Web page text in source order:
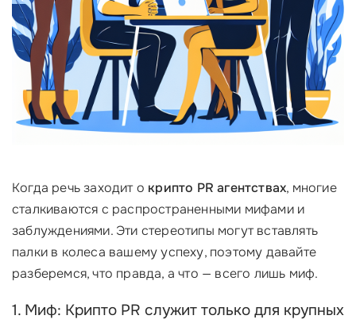
Когда речь заходит о крипто PR агентствах, многие
сталкиваются с распространенными мифами и
заблуждениями. Эти стереотипы могут вставлять
палки в колеса вашему успеху, поэтому давайте
разберемся, что правда, а что — всего лишь миф.
1. Миф: Крипто PR служит только для крупных